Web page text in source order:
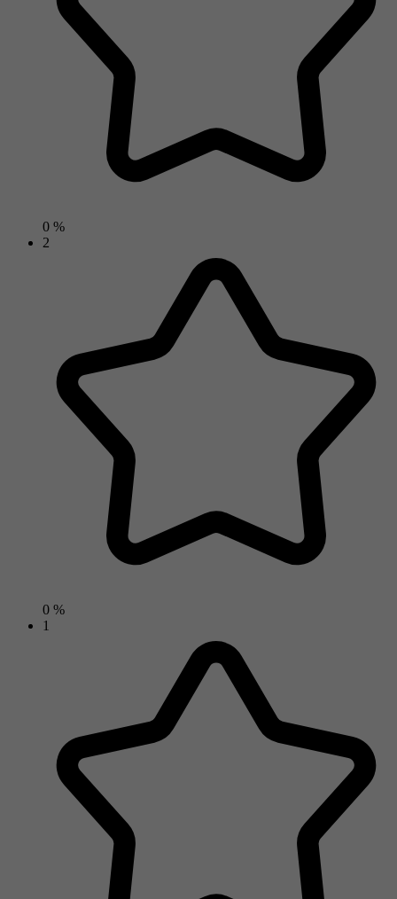
0 %
2
0 %
1